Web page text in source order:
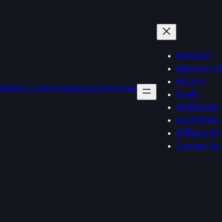
Mqlrobot
Mqlrobot
หน้าแรก
ร้านค้า
บัญชีของฉัน
ตะกร้าสินค้า
สั่งซื้อและชำ
Contact Us